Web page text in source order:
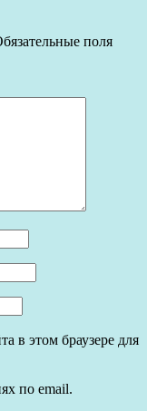
поля
в этом браузере для
по email.